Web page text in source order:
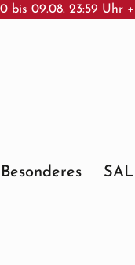
bis 09.08. 23:59 Uhr
Besonderes